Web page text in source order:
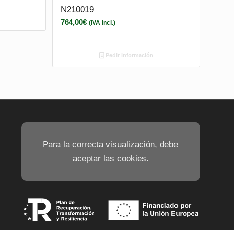
N210019
764,00€ (IVA incl.)
Pedir información
Para la correcta visualización, debe
aceptar las cookies.